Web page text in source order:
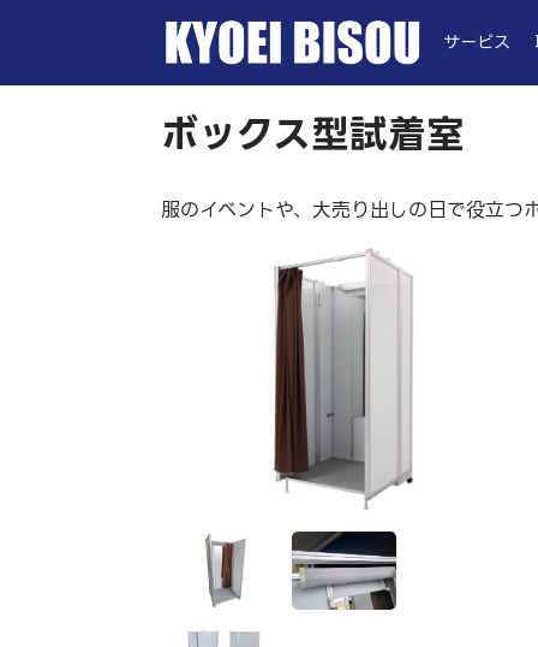
サービス
ボックス型試着室
服のイベントや、大売り出しの日で役立つ